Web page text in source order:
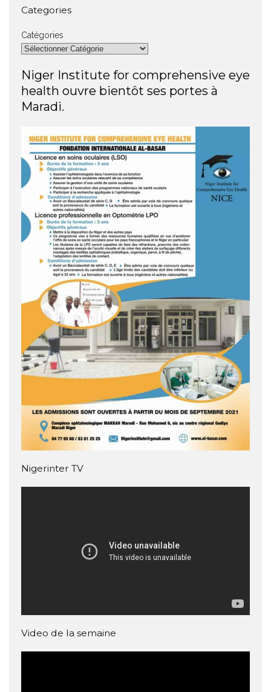
Categories
Catégories
Niger Institute for comprehensive eye
health ouvre bientôt ses portes à
Maradi.
Nigerinter TV
Video de la semaine